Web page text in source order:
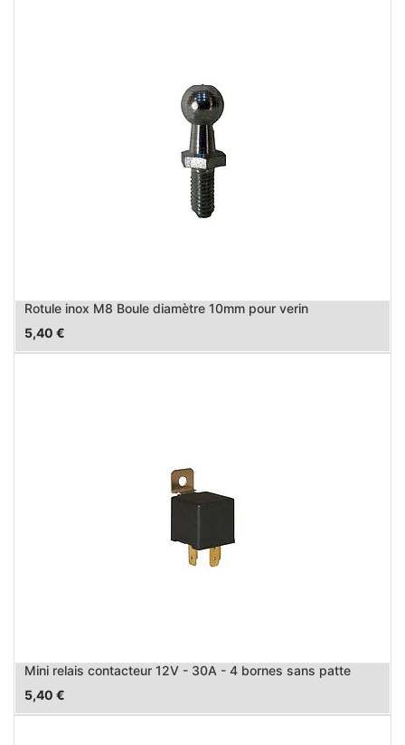
Rotule inox M8 Boule diamètre 10mm pour verin
5,40 €
Mini relais contacteur 12V - 30A - 4 bornes sans patte
5,40 €